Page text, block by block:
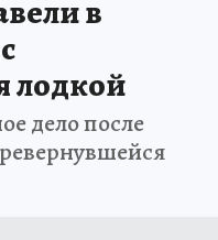
в
лодкой
дело после